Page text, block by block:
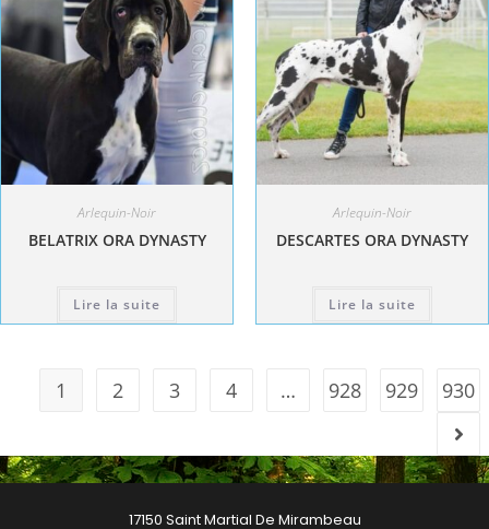
Arlequin-Noir
BELATRIX ORA DYNASTY
Lire la suite
Arlequin-Noir
DESCARTES ORA DYNASTY
Lire la suite
1 2 3 4 … 928 929 930
17150 Saint Martial De Mirambeau